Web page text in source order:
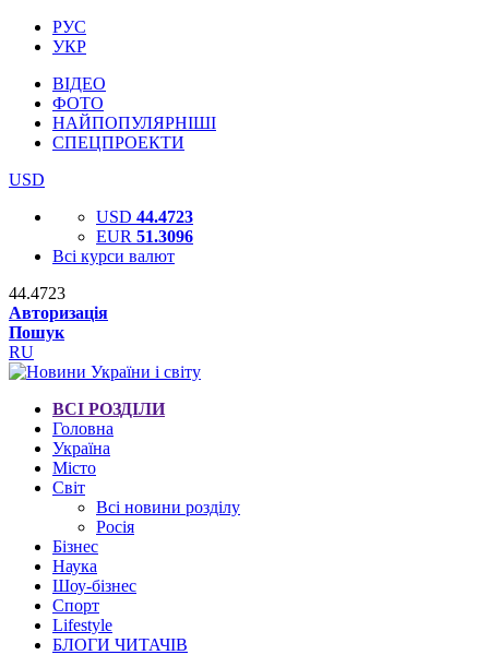
РУС
УКР
ВІДЕО
ФОТО
НАЙПОПУЛЯРНІШІ
СПЕЦПРОЕКТИ
USD
USD 44.4723
EUR 51.3096
Всі курси валют
44.4723
Авторизація
Пошук
RU
ВСІ РОЗДІЛИ
Головна
Україна
Місто
Світ
Всі новини розділу
Росія
Бізнес
Наука
Шоу-бізнес
Спорт
Lifestyle
БЛОГИ ЧИТАЧІВ